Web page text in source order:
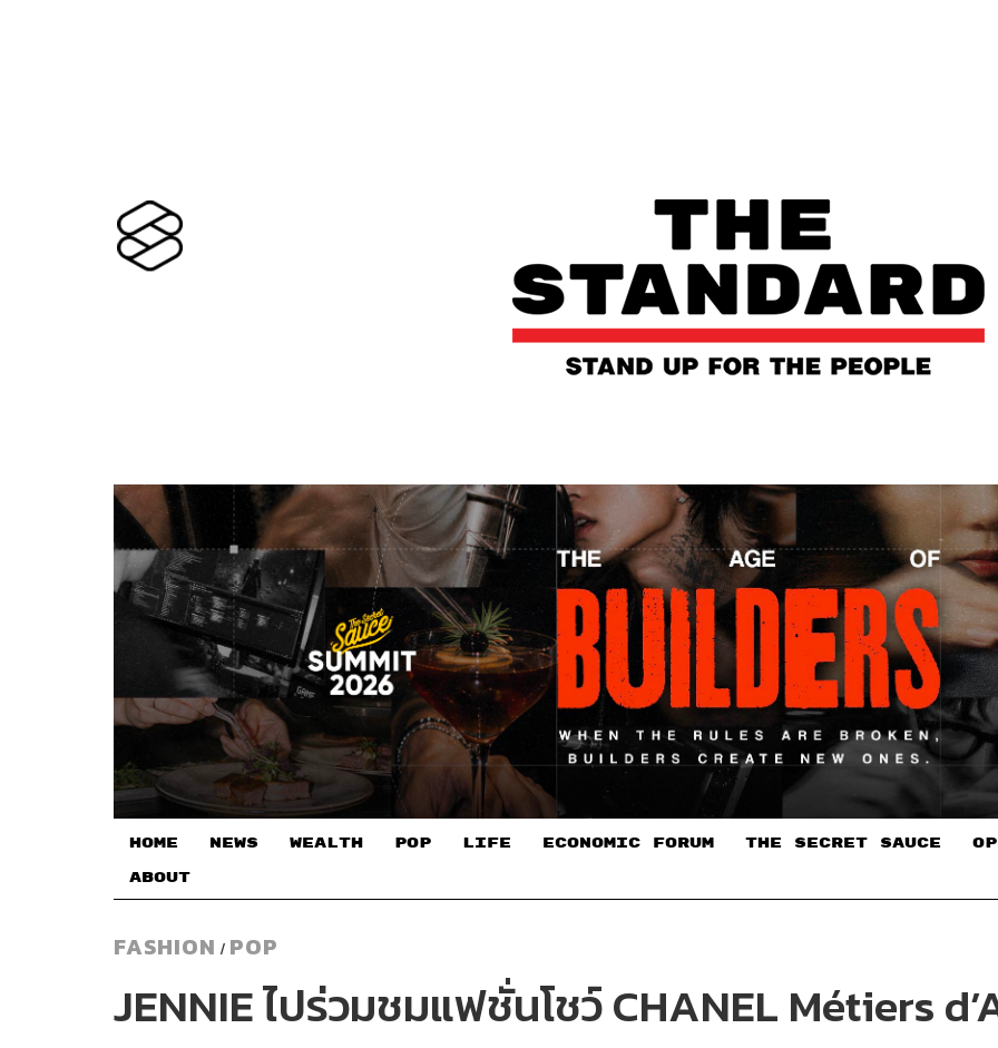
HOME NEWS WEALTH POP LIFE ECONOMIC FORUM THE SECRET SAUCE​
ABOUT
FASHION / POP
JENNIE ไปร่วมชมแฟชั่นโชว์ CHANEL Métiers